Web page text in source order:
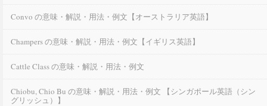
Convo の意味・解説・用法・例文【オーストラリア英語】
Champers の意味・解説・用法・例文【イギリス英語】
Cattle Class の意味・解説・用法・例文
Chiobu, Chio Bu の意味・解説・用法・例文 【シンガポール英語（シン
グリッシュ）】